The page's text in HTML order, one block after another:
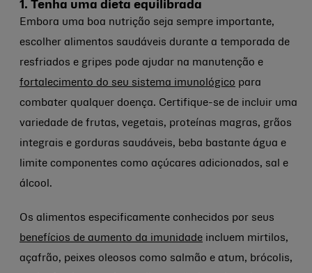
1. Tenha uma dieta equilibrada
Embora uma boa nutrição seja sempre importante,
escolher alimentos saudáveis durante a temporada de
resfriados e gripes pode ajudar na manutenção e
fortalecimento do seu sistema imunológico para
combater qualquer doença. Certifique-se de incluir uma
variedade de frutas, vegetais, proteínas magras, grãos
integrais e gorduras saudáveis, beba bastante água e
limite componentes como açúcares adicionados, sal e
álcool.
Os alimentos especificamente conhecidos por seus
benefícios de aumento da imunidade incluem mirtilos,
açafrão, peixes oleosos como salmão e atum, brócolis,